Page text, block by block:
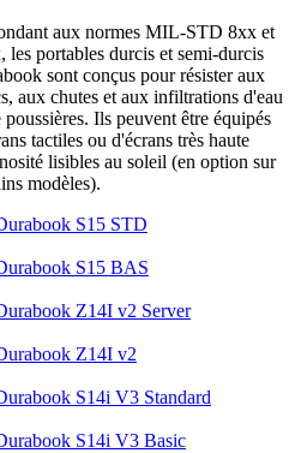
aux normes MIL-STD 8xx et
les portables durcis et semi-durcis
sont conçus pour résister aux
aux chutes et aux infiltrations d'eau
poussières. Ils peuvent être équipés
tactiles ou d'écrans très haute
lisibles au soleil (en option sur
modèles).
S15 STD
S15 BAS
Z14I v2 Server
Z14I v2
S14i V3 Standard
S14i V3 Basic